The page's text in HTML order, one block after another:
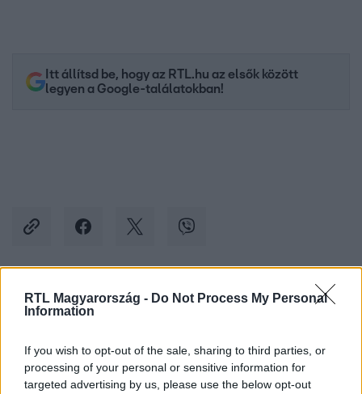
RTL Magyarország - Do Not Process My Personal
Information
If you wish to opt-out of the sale, sharing to third parties, or
processing of your personal or sensitive information for
targeted advertising by us, please use the below opt-out
Itt állítsd be, hogy az RTL.hu az elsők között
legyen a Google-találatokban!
Kövess minket, és értesülj a friss hírekről a
Követem